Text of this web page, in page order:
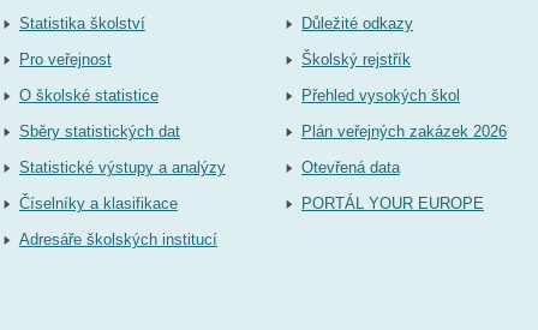
Statistika školství
Pro veřejnost
O školské statistice
Sběry statistických dat
Statistické výstupy a analýzy
Číselníky a klasifikace
Adresáře školských institucí
Důležité odkazy
Školský rejstřík
Přehled vysokých škol
Plán veřejných zakázek 2026
Otevřená data
PORTÁL YOUR EUROPE